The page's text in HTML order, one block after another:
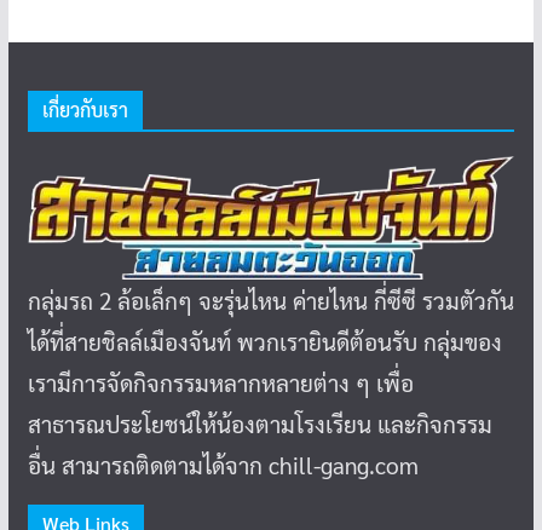
เกี่ยวกับเรา
กลุ่มรถ 2 ล้อเล็กๆ จะรุ่นไหน ค่ายไหน กี่ซีซี รวมตัวกัน
ได้ที่สายชิลล์เมืองจันท์ พวกเรายินดีต้อนรับ กลุ่มของ
เรามีการจัดกิจกรรมหลากหลายต่าง ๆ เพื่อ
สาธารณประโยชน์ให้น้องตามโรงเรียน และกิจกรรม
อื่น สามารถติดตามได้จาก chill-gang.com
Web Links